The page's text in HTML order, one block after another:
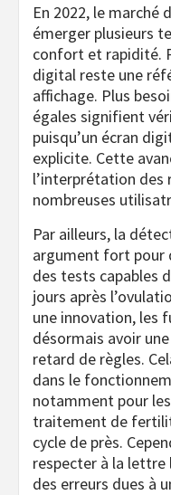
En 2022, le marché
émerger plusieurs
confort et rapidité.
digital reste une
affichage. Plus
égales signifient
puisqu’un écran
explicite. Cette
l’interprétation
nombreuses
Par ailleurs, la
argument fort pour
des tests capables
jours après
une innovation, les
désormais avoir
retard de règles.
dans le
notamment pour
traitement de
cycle de près.
respecter à la
des erreurs dues à